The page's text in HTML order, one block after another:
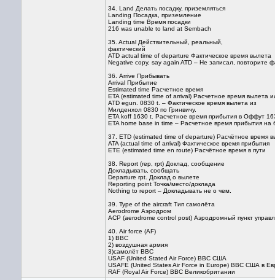
34. Land Делать посадку, приземляться
Landing Посадка, приземление
Landing time Время посадки
216 was unable to land at Sembach
35. Actual Действительный, реальный,
фактический
ATD actual time of departure Фактическое время вылета
Negative copy, say again ATD – Не записал, повторите
36. Arrive Прибывать
Arrival Прибытие
Estimated time Расчетное время
ETA (estimated time of arrival) Расчетное время вылета
ATD egun. 0830 t. – Фактическое время вылета из
Милденхол 0830 по Гринвичу.
ETA koff 1630 t. Расчетное время прибытия в Оффут
ETA home base in time – Расчетное время прибытия на
37. ETD (estimated time of departure) Расчётное время
ATA (actual time of arrival) Фактическое время прибытия
ETE (estimated time en route) Расчётное время в пути
38. Report (rep, rpt) Доклад, сообщение
Докладывать, сообщать
Departure rpt. Доклад о вылете
Reporting point Точка/место/доклада
Nothing to report – Докладывать не о чем.
39. Type of the aircraft Тип самолёта
Aerodrome Аэродром
ACP (aerodrome control post) Аэродромный пункт
40. Air force (AF)
1) ВВС
2) воздушная армия
3)самолёт ВВС
USAF (United Stated Air Force) ВВС США
USAFE (United States Air Force in Europe) ВВС США в
RAF (Royal Air Force) ВВС Великобритании